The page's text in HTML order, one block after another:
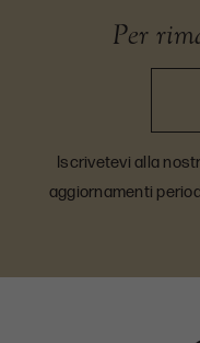
Per
Iscrivetevi alla
aggiornamenti